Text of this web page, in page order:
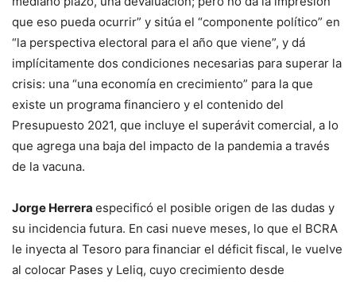
que eso pueda ocurrir” y sitúa el “componente político” en
“la perspectiva electoral para el año que viene”, y dá
implícitamente dos condiciones necesarias para superar la
crisis: una “una economía en crecimiento” para la que
existe un programa financiero y el contenido del
Presupuesto 2021, que incluye el superávit comercial, a lo
que agrega una baja del impacto de la pandemia a través
de la vacuna.
Jorge Herrera especificó el posible origen de las dudas y
su incidencia futura. En casi nueve meses, lo que el BCRA
le inyecta al Tesoro para financiar el déficit fiscal, le vuelve
al colocar Pases y Leliq, cuyo crecimiento desde